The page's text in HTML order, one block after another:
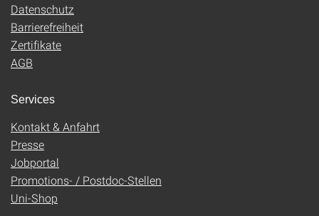
Datenschutz
Barrierefreiheit
Zertifikate
AGB
Services
Kontakt & Anfahrt
Presse
Jobportal
Promotions- / Postdoc-Stellen
Uni-Shop